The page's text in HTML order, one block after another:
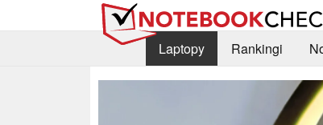
Laptopy Rankingi